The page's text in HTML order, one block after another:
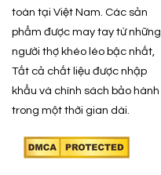
toàn tại Việt Nam. Các sản
phẩm được may tay từ những
người thợ khéo léo bậc nhất,
Tất cả chất liệu được nhập
khẩu và chính sách bảo hành
trong một thời gian dài.